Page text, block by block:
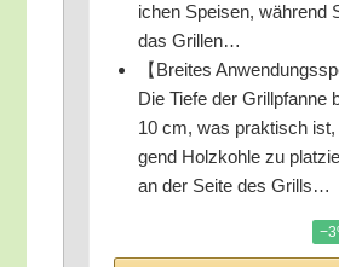
i­chen Spei­sen, wäh­rend
das Grillen…
【Brei­tes
Die Tie­fe der Grill­pfan­ne
10 cm, was prak­tisch
gend Holz­koh­le zu
an der Sei­te des Grills…